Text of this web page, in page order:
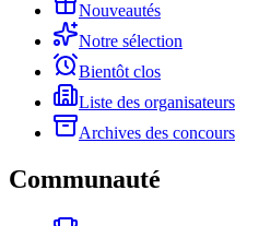
Nouveautés
Notre sélection
Bientôt clos
Liste des organisateurs
Archives des concours
Communauté